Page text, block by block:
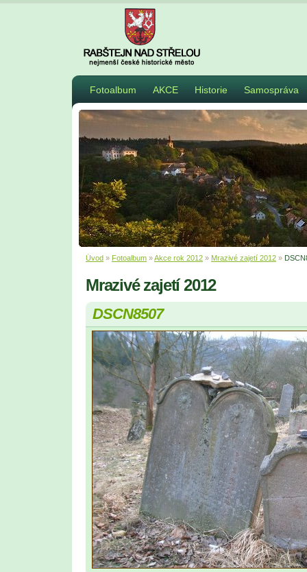
Fotoalbum AKCE Historie Samospráva
Úvod » Fotoalbum »Akce rok 2012 » Mrazivé zajetí 2012 »
Mrazivé zajetí 2012
DSCN8507